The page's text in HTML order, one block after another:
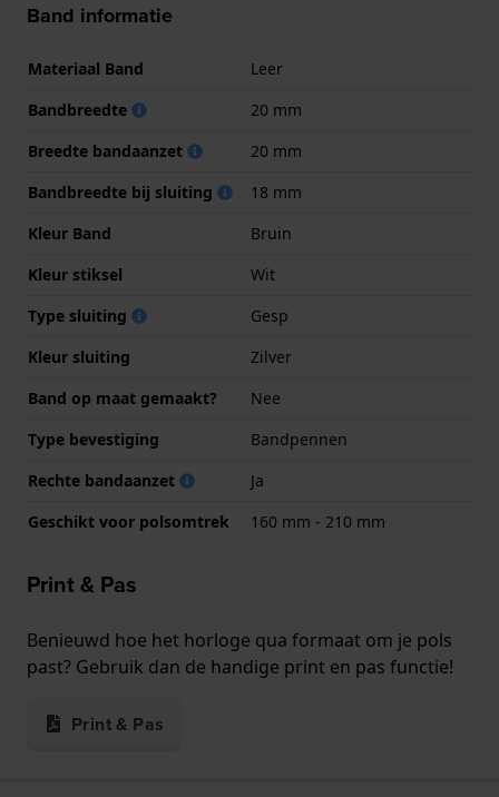
Band informatie
Materiaal Band
Leer
Bandbreedte
20 mm
Breedte bandaanzet
20 mm
Bandbreedte bij sluiting
18 mm
Kleur Band
Bruin
Kleur stiksel
Wit
Type sluiting
Gesp
Kleur sluiting
Zilver
Band op maat gemaakt?
Nee
Type bevestiging
Bandpennen
Rechte bandaanzet
Ja
Geschikt voor polsomtrek
160 mm - 210 mm
Print & Pas
Benieuwd hoe het horloge qua formaat om je pols
past? Gebruik dan de handige print en pas functie!
Print & Pas